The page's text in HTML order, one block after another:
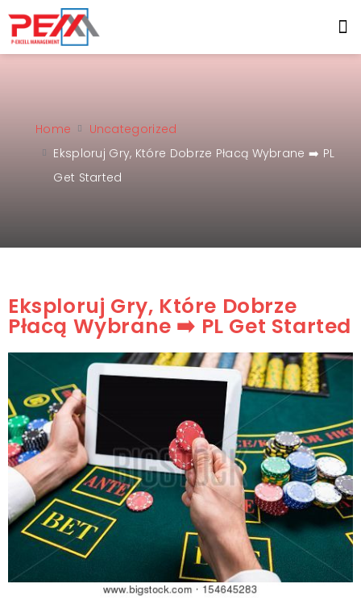
Home
Uncategorized
Eksploruj Gry, Które Dobrze Płacą Wybrane ➡️ PL
Get Started
Eksploruj Gry, Które Dobrze
Płacą Wybrane ➡️ PL Get Started